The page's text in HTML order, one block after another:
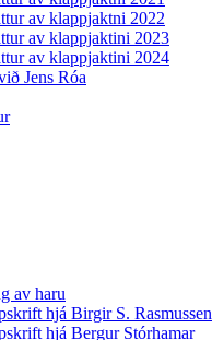
av klappjaktni 2022
av klappjaktini 2023
av klappjaktini 2024
Jens Róa
av haru
hjá Birgir S. Rasmussen
hjá Bergur Stórhamar